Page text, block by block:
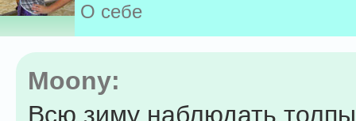
О себе
Moony:
Всю зиму наблюдать